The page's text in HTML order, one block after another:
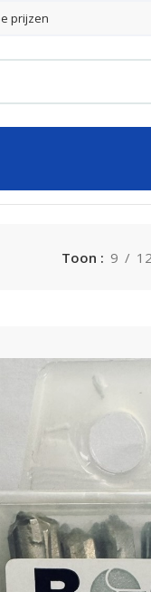
prijzen
Toon 9 12